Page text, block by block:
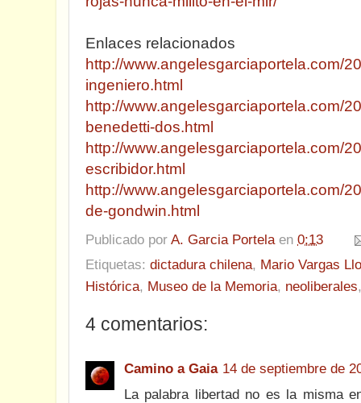
Enlaces relacionados
http://www.angelesgarciaportela.com/
ingeniero.html
http://www.angelesgarciaportela.com/
benedetti-dos.html
http://www.angelesgarciaportela.com/
escribidor.html
http://www.angelesgarciaportela.com/
de-gondwin.html
Publicado por A. Garcia Portela en 0:13
Etiquetas: dictadura chilena, Mario Vargas
Histórica, Museo de la Memoria, neoliberales
4 comentarios:
Camino a Gaia 14 de septiembre de
La palabra libertad no es la misma